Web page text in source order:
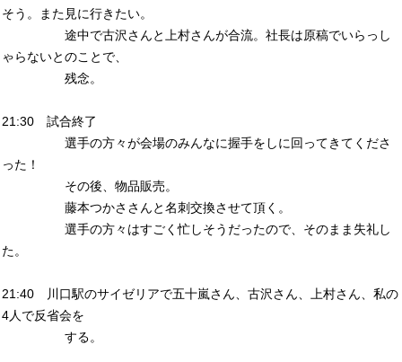
そう。また見に行きたい。
途中で古沢さんと上村さんが合流。社長は原稿でいらっし
ゃらないとのことで、
残念。
21:30 試合終了
選手の方々が会場のみんなに握手をしに回ってきてくださ
った！
その後、物品販売。
藤本つかささんと名刺交換させて頂く。
選手の方々はすごく忙しそうだったので、そのまま失礼し
た。
21:40 川口駅のサイゼリアで五十嵐さん、古沢さん、上村さん、私の
4人で反省会を
する。